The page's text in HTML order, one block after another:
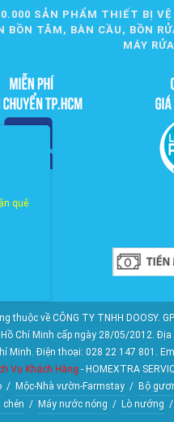
SẢN PHẨM THIẾT BỊ
BỒN TẮM, BÀN CẦU, BỒN
MÁY
thuộc về CÔNG TY TNHH DOOSY.
Chí Minh cấp ngày 28/05/2012. Địa
Minh. Điện thoại: 028 22 147 801.
Vụ Khách Hàng - HOMEXTRA
/ Mộc-Nhà vườn-Farmstay / Bộ
chén / Máy nước nóng / Lò nướng /
quê